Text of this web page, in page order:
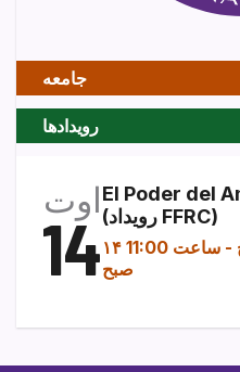
جامعه
رویدادها
اوت
14
El Poder del
(رویداد FFRC)
-
ساعت 11:00
صبح